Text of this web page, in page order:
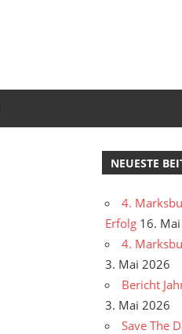
NEUESTE
4.
Erfolg 16.
4.
3. Mai 2026
Bericht
3. Mai 2026
Save The